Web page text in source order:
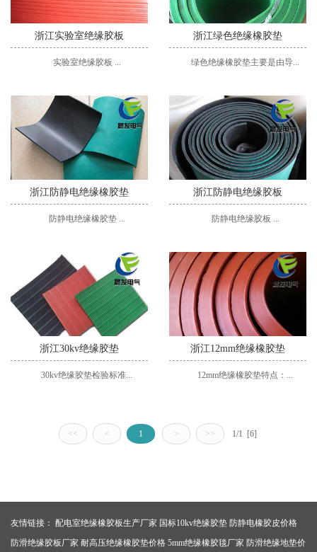
浙江实验室绝缘胶板
实验室绝缘胶板 ...
浙江绿色绝缘橡胶垫
绿色绝缘橡胶垫主要是由导...
浙江防静电绝缘橡胶垫
防静电绝缘橡胶垫 ...
浙江防静电绝缘胶板
防静电绝缘胶板 ...
浙江30kv绝缘胶垫
30kv绝缘胶垫检验标准...
浙江12mm绝缘橡胶垫
12mm绝缘橡胶垫特点：...
<< < 1 > >> 1/1 [6]
友情链接： 配电室绝缘橡胶板生产厂家 国标10kv绝缘胶垫 防静电橡胶皮价格
防滑绝缘胶板厂家 耐高压绝缘橡胶垫价格 5mm绝缘橡胶毯厂家 防滑绝缘地垫价